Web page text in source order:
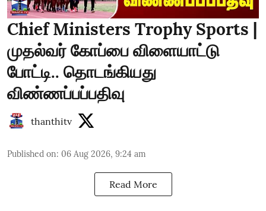
Chief Ministers Trophy Sports |
முதல்வர் கோப்பை விளையாட்டு
போட்டி.. தொடங்கியது
விண்ணப்பப்பதிவு
thanthitv
Published on: 06 Aug 2026, 9:24 am
Read More